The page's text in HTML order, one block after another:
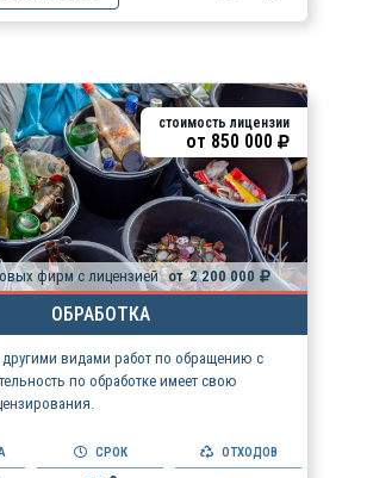
ОБРАБОТКА
фирм с лицензией от 2 200 000
стоимость лицензии
от 850 000
видами работ по обращению с
по обработке имеет свою
СРОК ОТХОДОВ